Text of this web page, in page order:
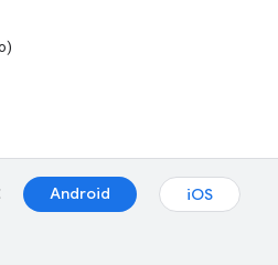
Android
iOS